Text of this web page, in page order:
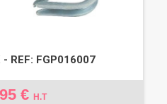
- REF: FGP016007
€ H.T